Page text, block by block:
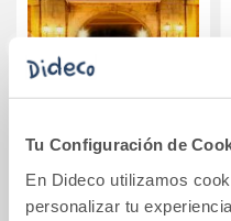
Tu Configuración de
En Dideco utilizamos
personalizar tu
22,90€